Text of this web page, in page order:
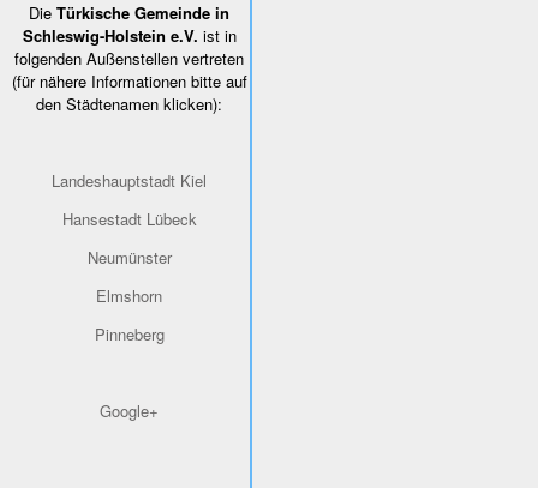
Die Türkische Gemeinde in
Schleswig-Holstein e.V. ist in
folgenden Außenstellen vertreten
(für nähere Informationen bitte auf
den Städtenamen klicken):
Landeshauptstadt Kiel
Hansestadt Lübeck
Neumünster
Elmshorn
Pinneberg
Google+